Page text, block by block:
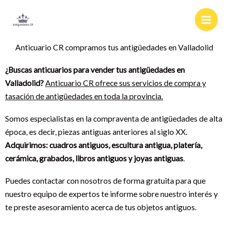
Anticuario CR compramos tus antigüedades en Valladolid
¿Buscas anticuarios para vender tus antigüedades en
Valladolid?Anticuario CR ofrece sus servicios de compra y
tasación de antigüedades en toda la provincia.
Somos especialistas en la compraventa de antigüedades de alta
época, es decir, piezas antiguas anteriores al siglo XX.
Adquirimos: cuadros antiguos, escultura antigua, platería,
cerámica, grabados, libros antiguos y joyas antiguas.
Puedes contactar con nosotros de forma gratuita para que
nuestro equipo de expertos te informe sobre nuestro interés y
te preste asesoramiento acerca de tus objetos antiguos.